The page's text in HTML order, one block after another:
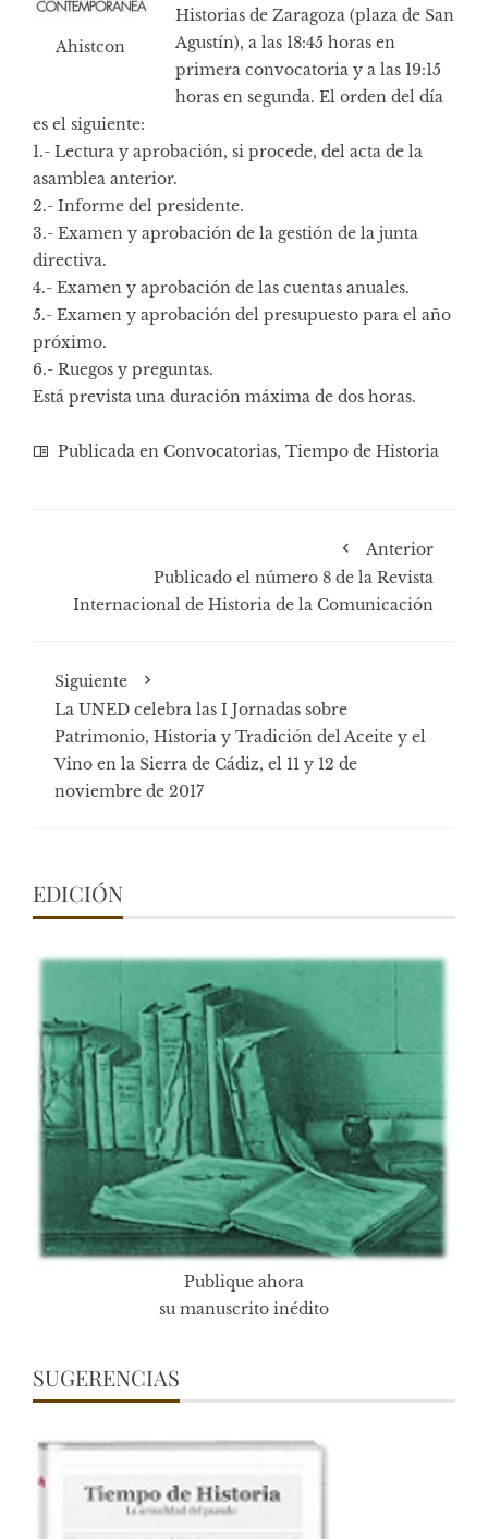
Ahistcon
Historias de Zaragoza (plaza de San
Agustín), a las 18:45 horas en
primera convocatoria y a las 19:15
horas en segunda. El orden del día
es el siguiente:
1.- Lectura y aprobación, si procede, del acta de la
asamblea anterior.
2.- Informe del presidente.
3.- Examen y aprobación de la gestión de la junta
directiva.
4.- Examen y aprobación de las cuentas anuales.
5.- Examen y aprobación del presupuesto para el año
próximo.
6.- Ruegos y preguntas.
Está prevista una duración máxima de dos horas.
Publicada en Convocatorias, Tiempo de Historia
Anterior
Publicado el número 8 de la Revista
Internacional de Historia de la Comunicación
Siguiente
La UNED celebra las I Jornadas sobre
Patrimonio, Historia y Tradición del Aceite y el
Vino en la Sierra de Cádiz, el 11 y 12 de
noviembre de 2017
EDICIÓN
Publique ahora
su manuscrito inédito
SUGERENCIAS